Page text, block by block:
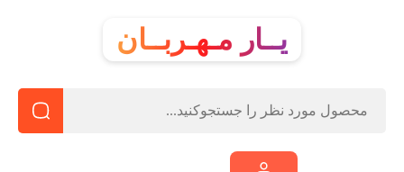
یــار مـهـربــان